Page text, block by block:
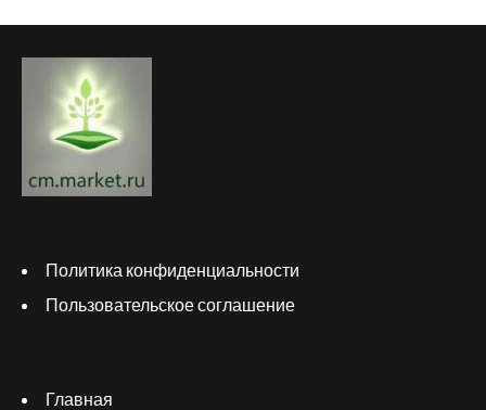
Политика конфиденциальности
Пользовательское соглашение
Главная